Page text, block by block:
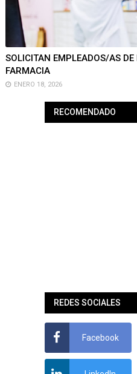
SOLICITAN EMPLEADOS/AS
FARMACIA
ENERO 18, 2026
RECOMENDADO
REDES SOCIALES
Facebook